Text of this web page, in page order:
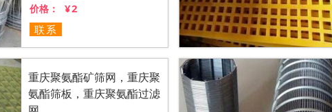
价格：
¥2
联系
重庆聚氨酯矿筛网，重庆聚
氨酯筛板，重庆聚氨酯过滤